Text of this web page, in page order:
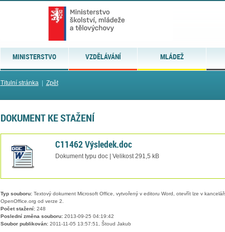
MINISTERSTVO VZDĚLÁVÁNÍ MLÁDEŽ
Titulní stránka| Zpět
DOKUMENT KE STAŽENÍ
C11462 Výsledek.doc
Dokument typu doc | Velikost 291,5 kB
Typ souboru:Textový dokument Microsoft Office, vytvořený v editoru Word, otevřít lze v
OpenOffice.org od verze 2.
Počet stažení:248
Poslední změna souboru:2013-09-25 04:19:42
Soubor publikován:2011-11-05 13:57:51, Štoud Jakub